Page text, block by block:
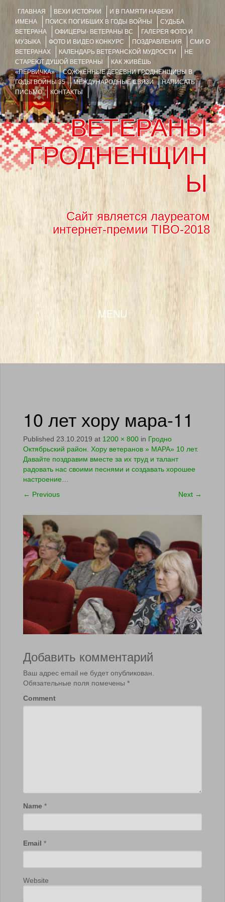
ГЛАВНАЯ ВЕХИ ИСТОРИИ
И В ПАМЯТИ НАВЕКИ
ИМЕНА
ПОИСК ПОГИБШИХ В ГОДЫ ВОЙНЫ
СУДЬБА
ВЕТЕРАНА
ОФИЦЕРЫ- ВЕТЕРАНЫ ВС
ГАЛЕРЕЯ ФОТО И
МУЗЫКА
ФОТО И ВИДЕО КОНКУРС ПОЗДРАВЛЕНИЯ
СМИ О
ВЕТЕРАНАХ
КАЛЕНДАРЬ ВЕТЕРАНСКОЙ МУДРОСТИ
НЕ
СТАРЕЮТ ДУШОЙ ВЕТЕРАНЫ
КАК ЖИВЁШЬ
«ПЕРВИЧКА»
СОЖЖЁННЫЕ ДЕРЕВНИ ГРОДНЕНЩИНЫ В
ГОДЫ ВОЙНЫ 35
МЕЖДУНАРОДНЫЕ СВЯЗИ
НАПИСАТЬ
ПИСЬМО
КОНТАКТЫ
ВЕТЕРАНЫ
ГРОДНЕНЩИН
Ы
Сайт является лауреатом
интернет-премии TIBO-2018
MENU
SKIP TO CONTENT
10 лет хору мара-11
Published 23.10.2019 at 1200 × 800 in Гродно
Октябрьский район. Хору ветеранов » МАРА» 10 лет.
Давайте поздравим вместе за их труд и талант
радовать нас своими песнями и создавать хорошее
настроение…
← Previous Next →
Добавить комментарий
Ваш адрес email не будет опубликован.
Обязательные поля помечены *
Comment
Name *
Email *
Website